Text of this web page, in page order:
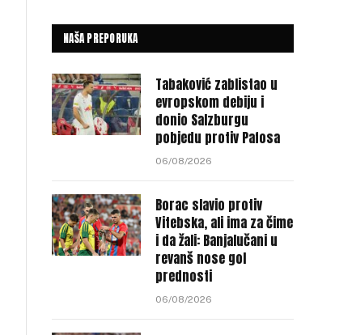
NAŠA PREPORUKA
Tabaković zablistao u
evropskom debiju i
donio Salzburgu
pobjedu protiv Pafosa
06/08/2026
Borac slavio protiv
Vitebska, ali ima za čime
i da žali: Banjalučani u
revanš nose gol
prednosti
06/08/2026